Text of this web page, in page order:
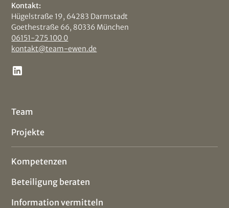
Kontakt:
Hügelstraße 19, 64283 Darmstadt
Goethestraße 66, 80336 München
06151-275 100 0
kontakt@team-ewen.de
Team
Projekte
Kompetenzen
Beteiligung beraten
Information vermitteln